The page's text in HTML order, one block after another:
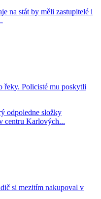
na stát by měli zastupitelé i
řeky. Policisté mu poskytli
odpoledne složky
centru Karlových...
si mezitím nakupoval v